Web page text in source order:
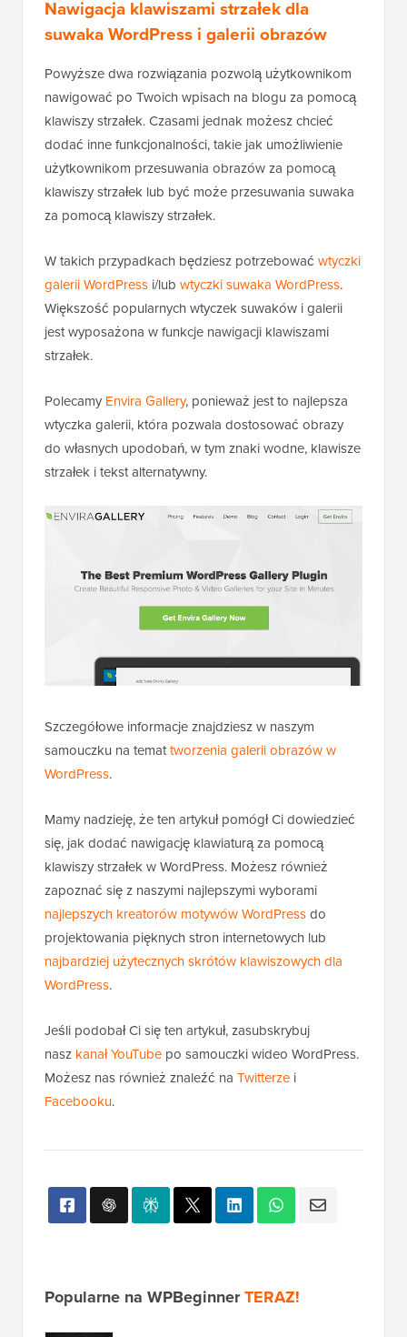
Nawigacja klawiszami strzałek dla
suwaka WordPress i galerii obrazów
Powyższe dwa rozwiązania pozwolą użytkownikom
nawigować po Twoich wpisach na blogu za pomocą
klawiszy strzałek. Czasami jednak możesz chcieć
dodać inne funkcjonalności, takie jak umożliwienie
użytkownikom przesuwania obrazów za pomocą
klawiszy strzałek lub być może przesuwania suwaka
za pomocą klawiszy strzałek.
W takich przypadkach będziesz potrzebować wtyczki
galerii WordPress i/lub wtyczki suwaka WordPress.
Większość popularnych wtyczek suwaków i galerii
jest wyposażona w funkcje nawigacji klawiszami
strzałek.
Polecamy Envira Gallery, ponieważ jest to najlepsza
wtyczka galerii, która pozwala dostosować obrazy
do własnych upodobań, w tym znaki wodne, klawisze
strzałek i tekst alternatywny.
Szczegółowe informacje znajdziesz w naszym
samouczku na temattworzenia galerii obrazów w
WordPress.
Mamy nadzieję, że ten artykuł pomógł Ci dowiedzieć
się, jak dodać nawigację klawiaturą za pomocą
klawiszy strzałek w WordPress. Możesz również
zapoznać się z naszymi najlepszymi wyborami
najlepszych kreatorów motywów WordPressdo
projektowania pięknych stron internetowych lub
najbardziej użytecznych skrótów klawiszowych dla
WordPress.
Jeśli podobał Ci się ten artykuł, zasubskrybuj
nasz kanał YouTube po samouczki wideo WordPress.
Możesz nas również znaleźć na Twitterze i
Facebooku.
Popularne na WPBeginnerTERAZ!